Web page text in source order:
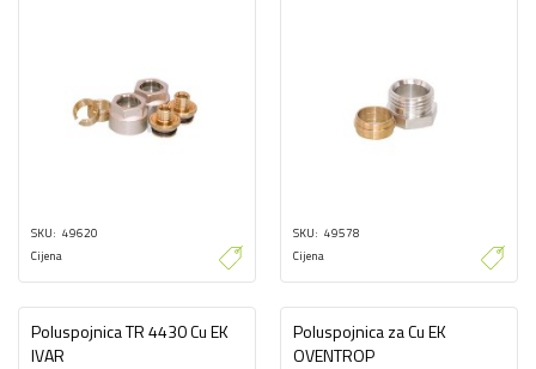
SKU 49620
Cijena
SKU 49578
Cijena
Poluspojnica TR 4430 Cu EK
IVAR
Poluspojnica za Cu EK
OVENTROP